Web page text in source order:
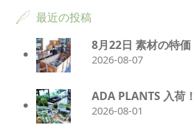
最近の投稿
8月22日 素材の特価
2026-08-07
ADA PLANTS 入荷！
2026-08-01